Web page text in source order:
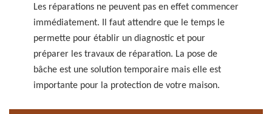
Les réparations ne peuvent pas en effet commencer
immédiatement. Il faut attendre que le temps le
permette pour établir un diagnostic et pour
préparer les travaux de réparation. La pose de
bâche est une solution temporaire mais elle est
importante pour la protection de votre maison.